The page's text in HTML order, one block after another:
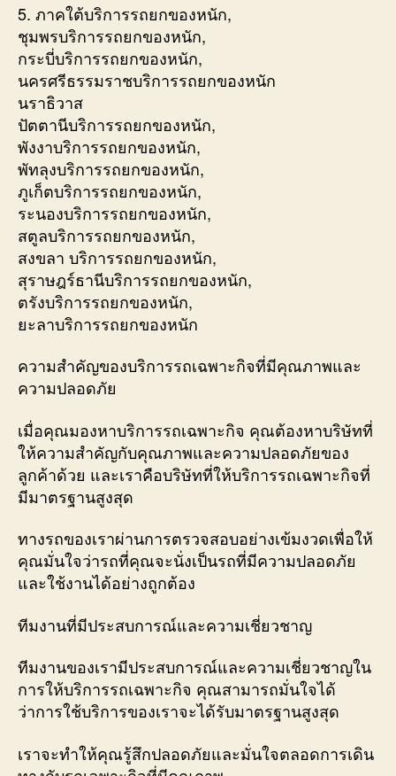
5. ภาคใต้บริการรถยกของหนัก,
ชุมพรบริการรถยกของหนัก,
กระบี่บริการรถยกของหนัก,
นครศรีธรรมราชบริการรถยกของหนัก
นราธิวาส
ปัตตานีบริการรถยกของหนัก,
พังงาบริการรถยกของหนัก,
พัทลุงบริการรถยกของหนัก,
ภูเก็ตบริการรถยกของหนัก,
ระนองบริการรถยกของหนัก,
สตูลบริการรถยกของหนัก,
สงขลา บริการรถยกของหนัก,
สุราษฎร์ธานีบริการรถยกของหนัก,
ตรังบริการรถยกของหนัก,
ยะลาบริการรถยกของหนัก
ความสำคัญของบริการรถเฉพาะกิจที่มีคุณภาพและ
ความปลอดภัย
เมื่อคุณมองหาบริการรถเฉพาะกิจ คุณต้องหาบริษัทที่
ให้ความสำคัญกับคุณภาพและความปลอดภัยของ
ลูกค้าด้วย และเราคือบริษัทที่ให้บริการรถเฉพาะกิจที่
มีมาตรฐานสูงสุด
ทางรถของเราผ่านการตรวจสอบอย่างเข้มงวดเพื่อให้
คุณมั่นใจว่ารถที่คุณจะนั่งเป็นรถที่มีความปลอดภัย
และใช้งานได้อย่างถูกต้อง
ทีมงานที่มีประสบการณ์และความเชี่ยวชาญ
ทีมงานของเรามีประสบการณ์และความเชี่ยวชาญใน
การให้บริการรถเฉพาะกิจ คุณสามารถมั่นใจได้
ว่าการใช้บริการของเราจะได้รับมาตรฐานสูงสุด
เราจะทำให้คุณรู้สึกปลอดภัยและมั่นใจตลอดการเดิน